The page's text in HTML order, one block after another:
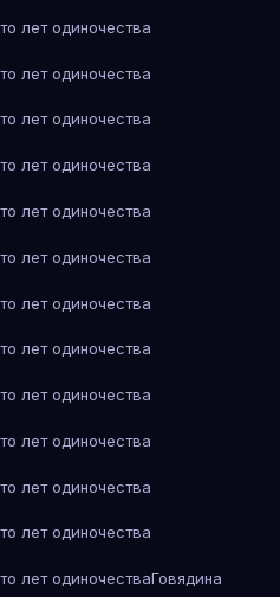
лет одиночества
лет одиночества
лет одиночества
лет одиночества
лет одиночества
лет одиночества
лет одиночества
лет одиночества
лет одиночества
лет одиночества
лет одиночества
лет одиночества
лет одиночестваГовядина